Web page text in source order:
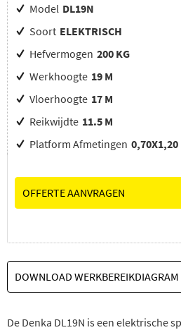
Model DL19N
Soort ELEKTRISCH
Hefvermogen 200 KG
Werkhoogte 19 M
Vloerhoogte 17 M
Reikwijdte 11.5 M
Platform Afmetingen 0,70X1,20
OFFERTE AANVRAGEN
DOWNLOAD WERKBEREIKDIAGRAM
De Denka DL19N is een elektrische